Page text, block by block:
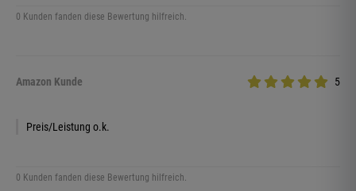
0 Kunden fanden diese Bewertung hilfreich.
Amazon Kunde 5
Preis/Leistung o.k.
0 Kunden fanden diese Bewertung hilfreich.